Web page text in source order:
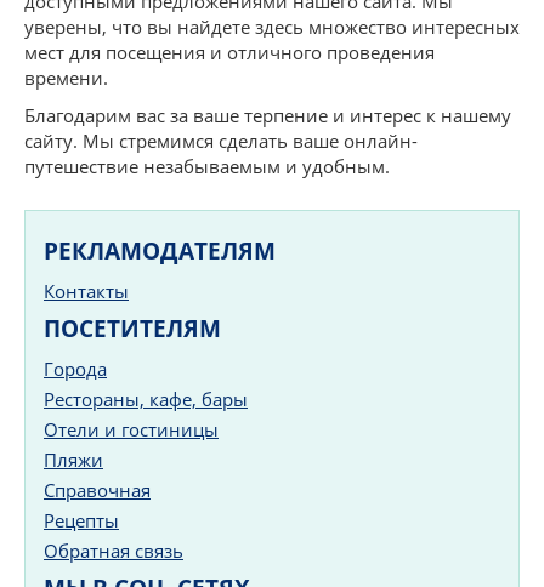
уверены, что вы найдете здесь множество интересных
мест для посещения и отличного проведения
времени.
Благодарим вас за ваше терпение и интерес к нашему
сайту. Мы стремимся сделать ваше онлайн-
путешествие незабываемым и удобным.
РЕКЛАМОДАТЕЛЯМ
Контакты
ПОСЕТИТЕЛЯМ
Города
Рестораны, кафе, бары
Отели и гостиницы
Пляжи
Справочная
Рецепты
Обратная связь